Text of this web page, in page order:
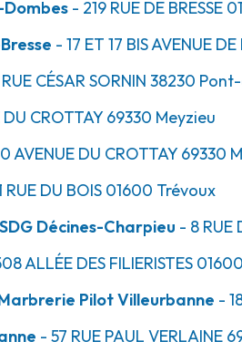
40.0km
Pilot -
Dombes - 219 RUE DE BRESSE
- 17 ET 17 BIS AVENUE
CÉSAR SORNIN 38230
CROTTAY 69330 Meyzieu
AVENUE DU CROTTAY 69330
RUE DU BOIS 01600 Trévoux
Décines-Charpieu - 8 RUE
ALLÉE DES FILIERISTES 01600
Pilot Villeurbanne -
- 57 RUE PAUL VERLAINE